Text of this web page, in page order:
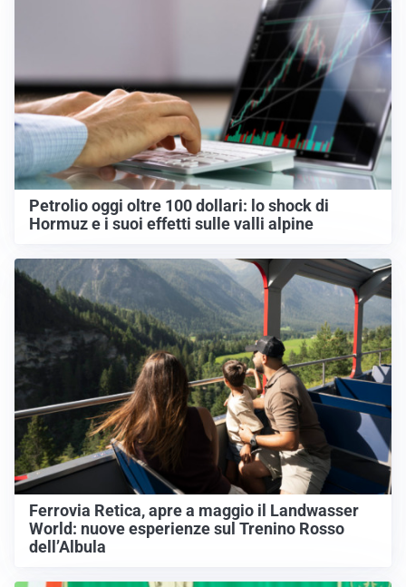
Petrolio oggi oltre 100 dollari: lo shock di
Hormuz e i suoi effetti sulle valli alpine
Ferrovia Retica, apre a maggio il Landwasser
World: nuove esperienze sul Trenino Rosso
dell’Albula